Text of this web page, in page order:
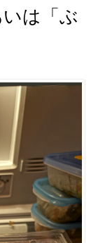
は「ぶ